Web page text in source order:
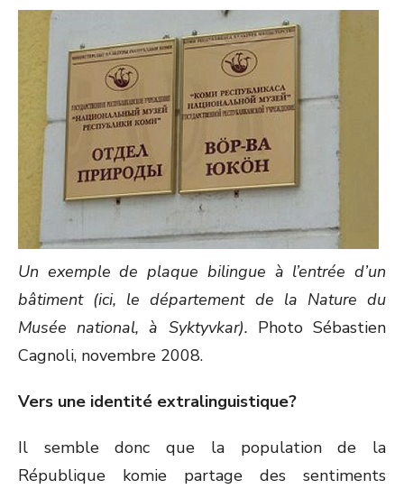
Un exemple de plaque bilingue à l’entrée d’un
bâtiment (ici, le département de la Nature du
Musée national, à Syktyvkar). Photo Sébastien
Cagnoli, novembre 2008.
Vers une identité extralinguistique?
Il semble donc que la population de la
République komie partage des sentiments